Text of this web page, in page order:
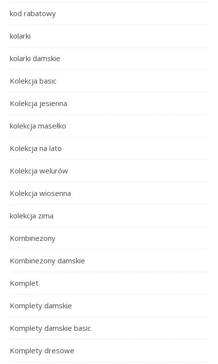
kod rabatowy
kolarki
kolarki damskie
Kolekcja basic
Kolekcja jesienna
kolekcja masełko
Kolekcja na lato
Kolekcja welurów
Kolekcja wiosenna
kolekcja zima
Kombinezony
Kombinezony damskie
Komplet
Komplety damskie
Komplety damskie basic
Komplety dresowe